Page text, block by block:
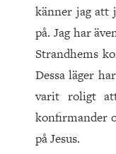
känner jag att
på. Jag har
Strandhems
Dessa läger
varit roligt
konfirmander
på Jesus.